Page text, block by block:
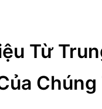
Từ
Chúng